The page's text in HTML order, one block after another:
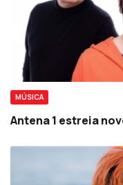
MÚSICA
Antena 1 estreia